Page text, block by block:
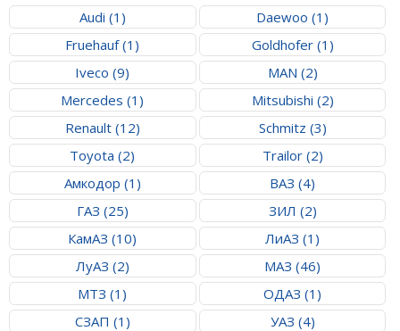
Audi (1)
Daewoo (1)
Fruehauf (1)
Goldhofer (1)
Iveco (9)
MAN (2)
Mercedes (1)
Mitsubishi (2)
Renault (12)
Schmitz (3)
Toyota (2)
Trailor (2)
Амкодор (1)
ВАЗ (4)
ГАЗ (25)
ЗИЛ (2)
КамАЗ (10)
ЛиАЗ (1)
ЛуАЗ (2)
МАЗ (46)
МТЗ (1)
ОДАЗ (1)
СЗАП (1)
УАЗ (4)